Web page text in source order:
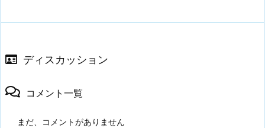
ディスカッション
コメント一覧
まだ、コメントがありません